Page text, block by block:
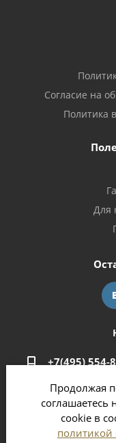
Продолжая
соглашаетесь
cookie в
Согласие на
Политика
Для
+7(495) 554-